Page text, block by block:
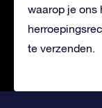
waarop je ons
te verzenden.